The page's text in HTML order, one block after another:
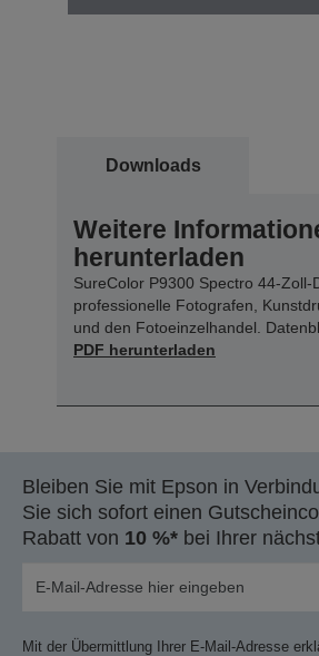
Downloads
Weitere
herunterladen
SureColor P9300 Spectro 44-Zoll-
professionelle Fotografen,
und den Fotoeinzelhandel.
PDF herunterladen
Bleiben Sie mit Epson in
Sie sich sofort einen
Rabatt von 10 %* bei Ihrer
Mit der Übermittlung Ihrer E-Mail-Adresse